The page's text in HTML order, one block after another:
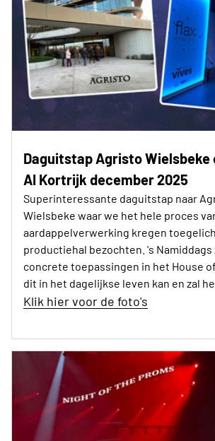
Daguitstap Agristo Wielsbeke
AI Kortrijk december 2025
Superinteressante daguitstap naar
Wielsbeke waar we het hele proces
aardappelverwerking kregen
productiehal bezochten. 's Namiddags
concrete toepassingen in het House
dit in het dagelijkse leven kan en zal
Klik hier voor de foto's